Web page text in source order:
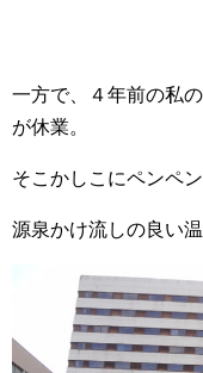
一方で、４年前の私
が休業。
そこかしこにペンペ
源泉かけ流しの良い